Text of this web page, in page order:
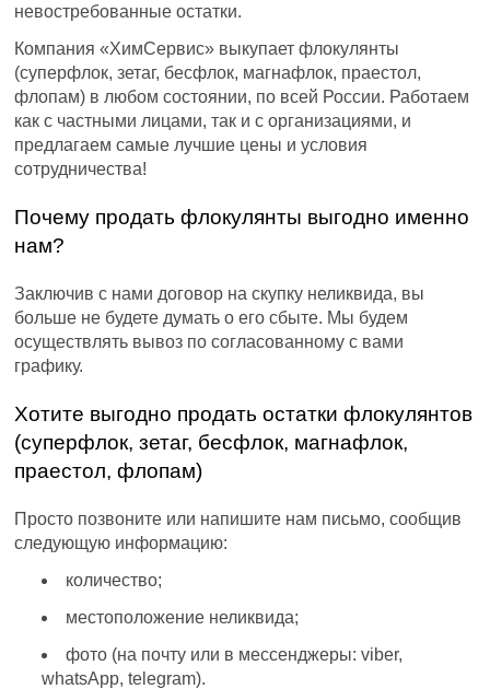
невостребованные остатки.
Компания «ХимСервис» выкупает флокулянты
(суперфлок, зетаг, бесфлок, магнафлок, праестол,
флопам) в любом состоянии, по всей России. Работаем
как с частными лицами, так и с организациями, и
предлагаем самые лучшие цены и условия
сотрудничества!
Почему продать флокулянты выгодно именно
нам?
Заключив с нами договор на скупку неликвида, вы
больше не будете думать о его сбыте. Мы будем
осуществлять вывоз по согласованному с вами
графику.
Хотите выгодно продать остатки флокулянтов
(суперфлок, зетаг, бесфлок, магнафлок,
праестол, флопам)
Просто позвоните или напишите нам письмо, сообщив
следующую информацию:
количество;
местоположение неликвида;
фото (на почту или в мессенджеры: viber,
whatsApp, telegram).